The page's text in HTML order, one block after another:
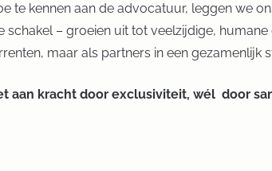
te kennen aan de advocatuur, leggen we
schakel – groeien uit tot veelzijdige,
maar als partners in een
aan kracht door exclusiviteit, wél door